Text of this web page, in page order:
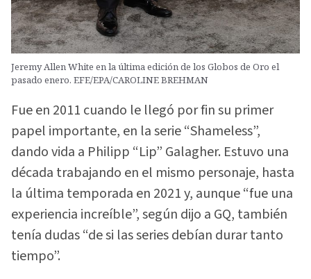
Jeremy Allen White en la última edición de los Globos de Oro el
pasado enero. EFE/EPA/CAROLINE BREHMAN
Fue en 2011 cuando le llegó por fin su primer
papel importante, en la serie “Shameless”,
dando vida a Philipp “Lip” Galagher. Estuvo una
década trabajando en el mismo personaje, hasta
la última temporada en 2021 y, aunque “fue una
experiencia increíble”, según dijo a GQ, también
tenía dudas “de si las series debían durar tanto
tiempo”.